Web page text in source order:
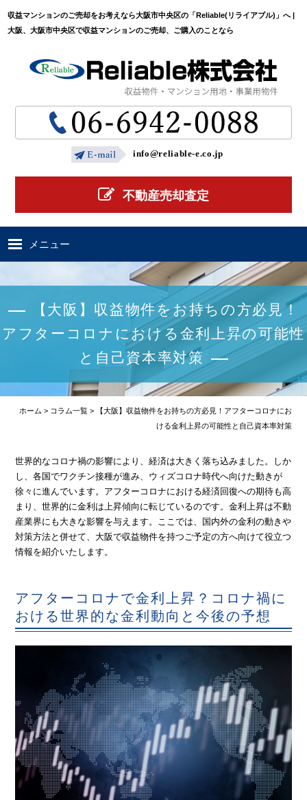
収益マンションのご売却をお考えなら大阪市中央区の「Reliable(リライアブル)」へ |
大阪、大阪市中央区で収益マンションのご売却、ご購入のことなら
info@reliable-e.co.jp
不動産売却査定
メニュー
弊社媒介物件(掲載可能)
購入の流れ
収益物件の知識
不動産TOPICS
不動産売却査定
お問い合わせ
【大阪】収益物件をお持ちの方必見！
アフターコロナにおける金利上昇の可能性
と自己資本率対策
ホーム > コラム一覧>
【大阪】収益物件をお持ちの方必見！アフターコロナにお
ける金利上昇の可能性と自己資本率対策
世界的なコロナ禍の影響により、経済は大きく落ち込みました。しか
し、各国でワクチン接種が進み、ウィズコロナ時代へ向けた動きが
徐々に進んでいます。アフターコロナにおける経済回復への期待も高
まり、世界的に金利は上昇傾向に転じているのです。金利上昇は不動
産業界にも大きな影響を与えます。ここでは、国内外の金利の動きや
対策方法と併せて、大阪で収益物件を持つご予定の方へ向けて役立つ
情報を紹介いたします。
アフターコロナで金利上昇？コロナ禍に
おける世界的な金利動向と今後の予想